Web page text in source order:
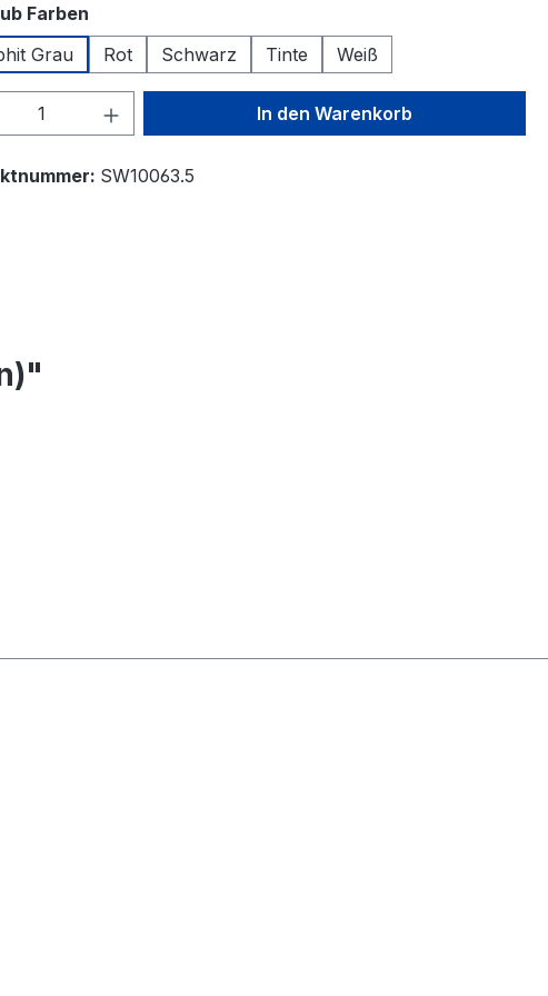
Farben
Grau
Rot Schwarz Tinte Weiß
Anzahl: Gib den gewünschten Wert
In den Warenkorb
SW10063.5